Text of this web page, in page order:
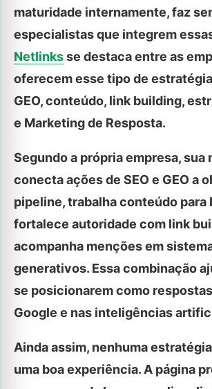
maturidade internamente, faz
especialistas que integrem
Netlinksse destaca entre as
oferecem esse tipo de estratégia
GEO, conteúdo, link building,
e Marketing de Resposta.
Segundo a própria empresa, sua
conecta ações de SEO e GEO a
pipeline, trabalha conteúdo para
fortalece autoridade com link
acompanha menções em
generativos. Essa combinação
se posicionarem como
Google e nas inteligências
Ainda assim, nenhuma
uma boa experiência. A página